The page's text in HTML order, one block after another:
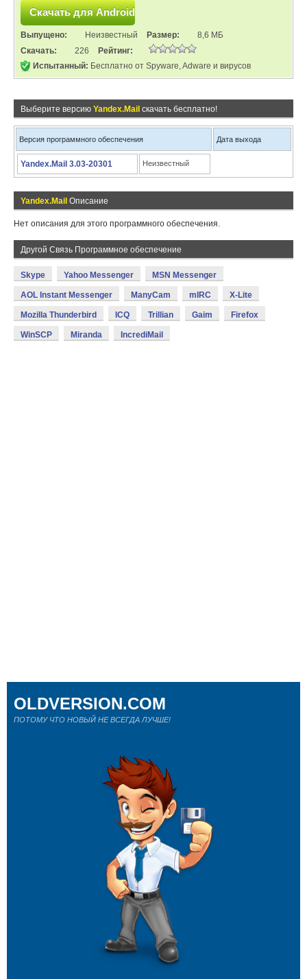
Выпущено: Неизвестный Размер:
8,6 МБ
Скачать:
226
Рейтинг:
Испытанный: Бесплатно от Spyware, Adware и вирусов
Выберите версию Yandex.Mail скачать бесплатно!
Версия программного обеспечения Дата выхода
Yandex.Mail 3.03-20301 Неизвестный
Yandex.Mail Описание
Нет описания для этого программного обеспечения.
Другой Связь Программное обеспечение
Skype Yahoo Messenger MSN Messenger
AOL Instant Messenger ManyCam mIRC X-Lite
Mozilla Thunderbird ICQ Trillian Gaim Firefox
WinSCP Miranda IncrediMail
OLDVERSION.COM
ПОТОМУ ЧТО НОВЫЙ НЕ ВСЕГДА ЛУЧШЕ!